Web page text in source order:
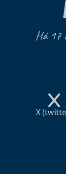
Há 17
X